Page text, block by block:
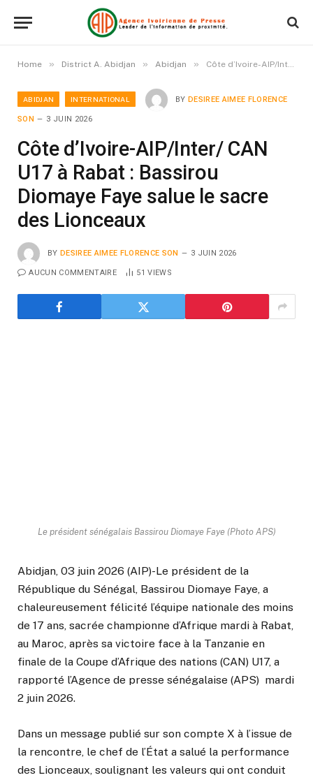
Home » District A. Abidjan » Abidjan » Côte d’Ivoire-AIP/Inter/ CAN U17 à Rabat : Bassirou Diomaye Faye salue le sacre des Lionceaux
ABIDJAN INTERNATIONAL BY DESIREE AIMEE FLORENCE
SON 3 JUIN 2026
Côte d’Ivoire-AIP/Inter/ CAN
U17 à Rabat : Bassirou
Diomaye Faye salue le sacre
des Lionceaux
BY DESIREE AIMEE FLORENCE SON 3 JUIN 2026
AUCUN COMMENTAIRE 51VIEWS
Le président sénégalais Bassirou Diomaye Faye (Photo APS)
Abidjan, 03 juin 2026 (AIP)-Le président de la
République du Sénégal, Bassirou Diomaye Faye, a
chaleureusement félicité l’équipe nationale des moins
de 17 ans, sacrée championne d’Afrique mardi à Rabat,
au Maroc, après sa victoire face à la Tanzanie en
finale de la Coupe d’Afrique des nations (CAN) U17, a
rapporté l’Agence de presse sénégalaise (APS) mardi
2 juin 2026.
Dans un message publié sur son compte X à l’issue de
la rencontre, le chef de l’État a salué la performance
des Lionceaux, soulignant les valeurs qui ont conduit